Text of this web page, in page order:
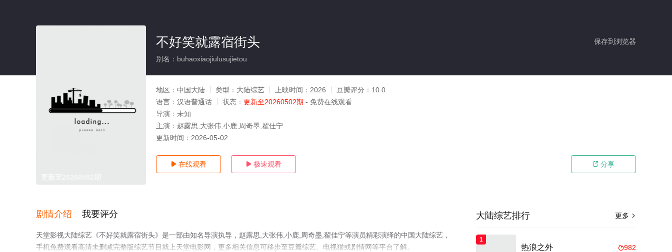
保存到浏览器
不好笑就露宿街头
别名：buhaoxiaojiulusujietou
地区： 中国大陆 类型： 大陆综艺 上映时间： 2026 豆瓣评分： 10.0
语言： 汉语普通话 状态： 更新至20260502期 - 免费在线观看
导演： 未知
主演： 赵露思,大张伟,小鹿,周奇墨,翟佳宁
更新时间： 2026-05-02
 在线观看  极速观看  分享
剧情介绍 我要评分
天堂影视大陆综艺《不好笑就露宿街头》是一部由知名导演执导，赵露思,大张伟,小鹿,周奇墨,翟佳宁等演员精彩演绎的中国大陆综艺，
手机免费观看高清未删减完整版综艺节目就上天堂电影网，更多相关信息可移步至豆瓣综艺、电视猫或剧情网等平台了解。
更多 
大陆综艺排行
1
982
热浪之外